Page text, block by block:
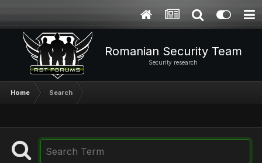
Romanian Security Team
Security research
Home Search